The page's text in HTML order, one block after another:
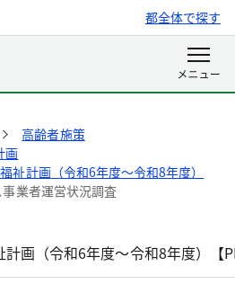
都全体で探す
高齢者施策
画
祉計画（令和6年度～令和8年度）
業者運営状況調査
画（令和6年度～令和8年度）【